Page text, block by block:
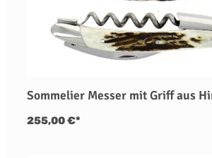
Sommelier Messer mit Griff aus
255,00 €*